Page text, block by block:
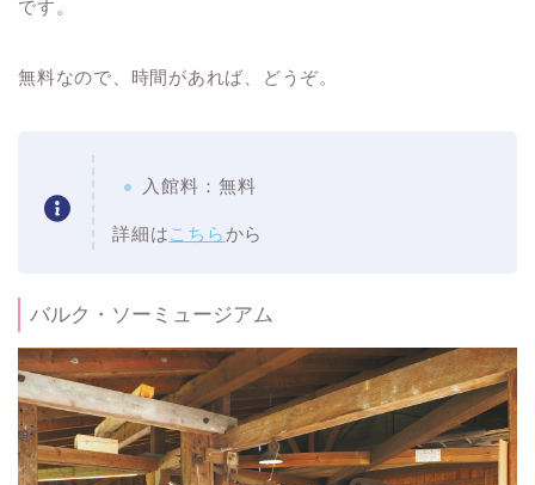
です。
無料なので、時間があれば、どうぞ。
入館料：無料
詳細はこちら から
バルク・ソーミュージアム